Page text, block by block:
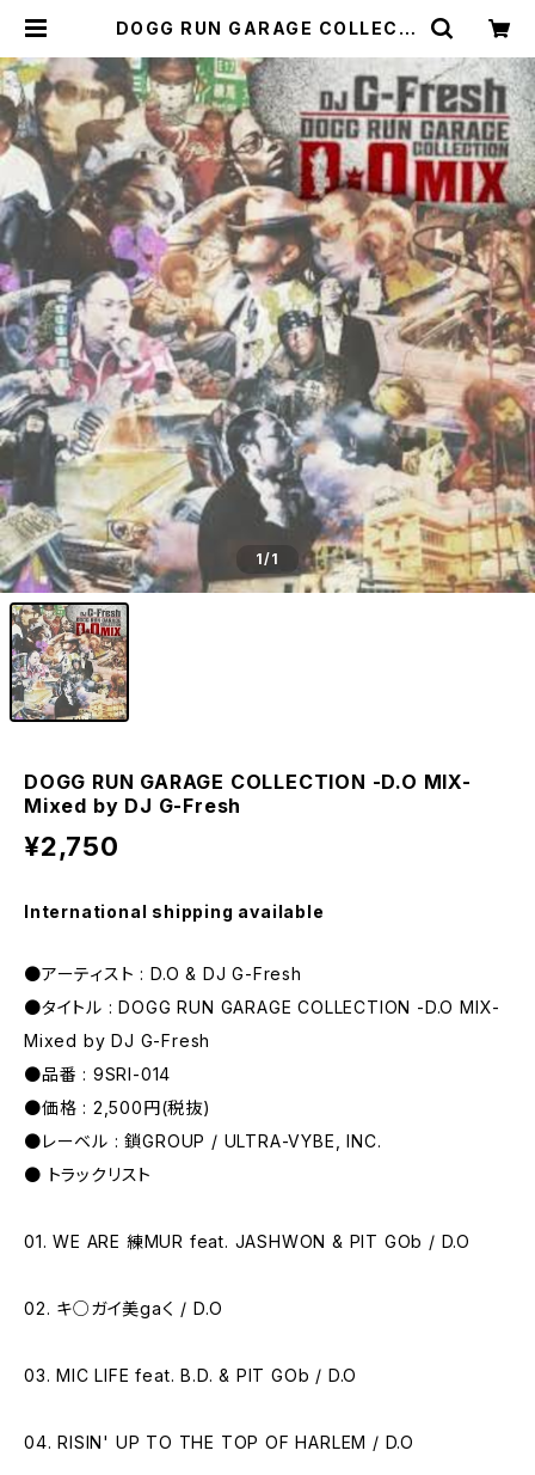
DOGG RUN GARAGE COLLECTI
resh | 9SARI GEAR
1/1
DOGG RUN GARAGE COLLECTION -D.O MIX-
Mixed by DJ G-Fresh
¥2,750
International shipping available
●アーティスト : D.O & DJ G-Fresh
●タイトル : DOGG RUN GARAGE COLLECTION -D.O MIX-
Mixed by DJ G-Fresh
●品番 : 9SRI-014
●価格 : 2,500円(税抜)
●レーベル : 鎖GROUP / ULTRA-VYBE, INC.
● トラックリスト
01. WE ARE 練MUR feat. JASHWON & PIT GOb / D.O
02. キ○ガイ美gaく / D.O
03. MIC LIFE feat. B.D. & PIT GOb / D.O
04. RISIN' UP TO THE TOP OF HARLEM / D.O